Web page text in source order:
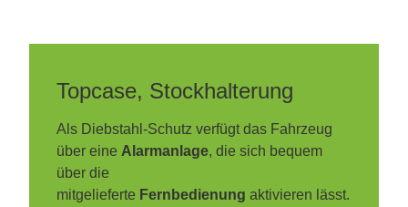
Topcase, Stockhalterung
Als Diebstahl-Schutz verfügt das Fahrzeug
über eine Alarmanlage, die sich bequem
über die
mitgelieferte Fernbedienung aktivieren lässt.